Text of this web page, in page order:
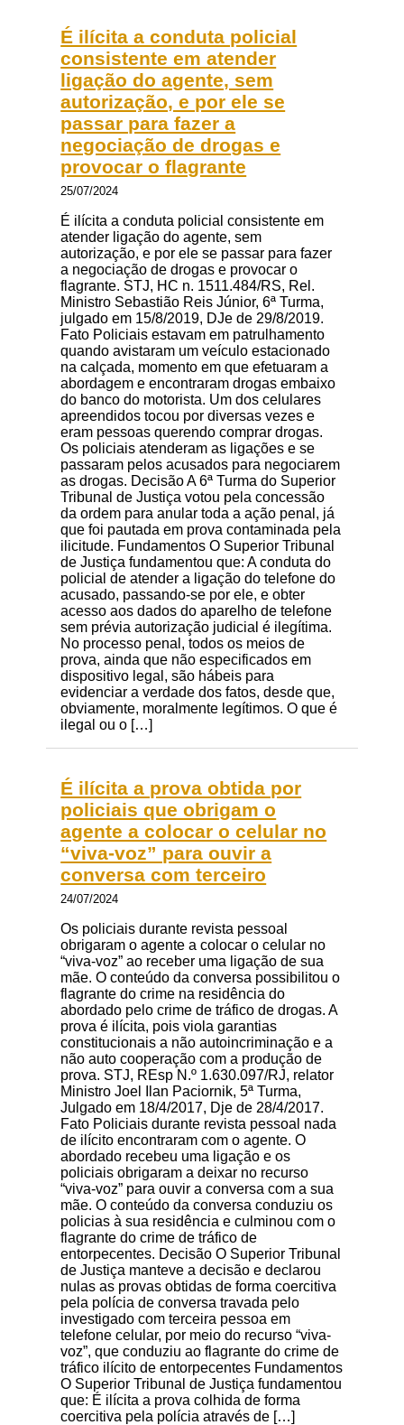
É ilícita a conduta policial
consistente em atender
ligação do agente, sem
autorização, e por ele se
passar para fazer a
negociação de drogas e
provocar o flagrante
25/07/2024
É ilícita a conduta policial consistente em
atender ligação do agente, sem
autorização, e por ele se passar para fazer
a negociação de drogas e provocar o
flagrante. STJ, HC n. 1511.484/RS, Rel.
Ministro Sebastião Reis Júnior, 6ª Turma,
julgado em 15/8/2019, DJe de 29/8/2019.
Fato Policiais estavam em patrulhamento
quando avistaram um veículo estacionado
na calçada, momento em que efetuaram a
abordagem e encontraram drogas embaixo
do banco do motorista. Um dos celulares
apreendidos tocou por diversas vezes e
eram pessoas querendo comprar drogas.
Os policiais atenderam as ligações e se
passaram pelos acusados para negociarem
as drogas. Decisão A 6ª Turma do Superior
Tribunal de Justiça votou pela concessão
da ordem para anular toda a ação penal, já
que foi pautada em prova contaminada pela
ilicitude. Fundamentos O Superior Tribunal
de Justiça fundamentou que: A conduta do
policial de atender a ligação do telefone do
acusado, passando-se por ele, e obter
acesso aos dados do aparelho de telefone
sem prévia autorização judicial é ilegítima.
No processo penal, todos os meios de
prova, ainda que não especificados em
dispositivo legal, são hábeis para
evidenciar a verdade dos fatos, desde que,
obviamente, moralmente legítimos. O que é
ilegal ou o […]
É ilícita a prova obtida por
policiais que obrigam o
agente a colocar o celular no
“viva-voz” para ouvir a
conversa com terceiro
24/07/2024
Os policiais durante revista pessoal
obrigaram o agente a colocar o celular no
“viva-voz” ao receber uma ligação de sua
mãe. O conteúdo da conversa possibilitou o
flagrante do crime na residência do
abordado pelo crime de tráfico de drogas. A
prova é ilícita, pois viola garantias
constitucionais a não autoincriminação e a
não auto cooperação com a produção de
prova. STJ, REsp N.º 1.630.097/RJ, relator
Ministro Joel Ilan Paciornik, 5ª Turma,
Julgado em 18/4/2017, Dje de 28/4/2017.
Fato Policiais durante revista pessoal nada
de ilícito encontraram com o agente. O
abordado recebeu uma ligação e os
policiais obrigaram a deixar no recurso
“viva-voz” para ouvir a conversa com a sua
mãe. O conteúdo da conversa conduziu os
policias à sua residência e culminou com o
flagrante do crime de tráfico de
entorpecentes. Decisão O Superior Tribunal
de Justiça manteve a decisão e declarou
nulas as provas obtidas de forma coercitiva
pela polícia de conversa travada pelo
investigado com terceira pessoa em
telefone celular, por meio do recurso “viva-
voz”, que conduziu ao flagrante do crime de
tráfico ilícito de entorpecentes Fundamentos
O Superior Tribunal de Justiça fundamentou
que: É ilícita a prova colhida de forma
coercitiva pela polícia através de […]